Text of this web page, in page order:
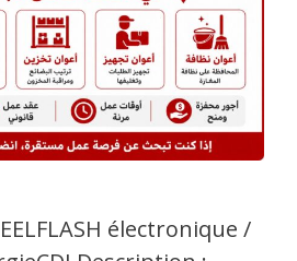
électronique /